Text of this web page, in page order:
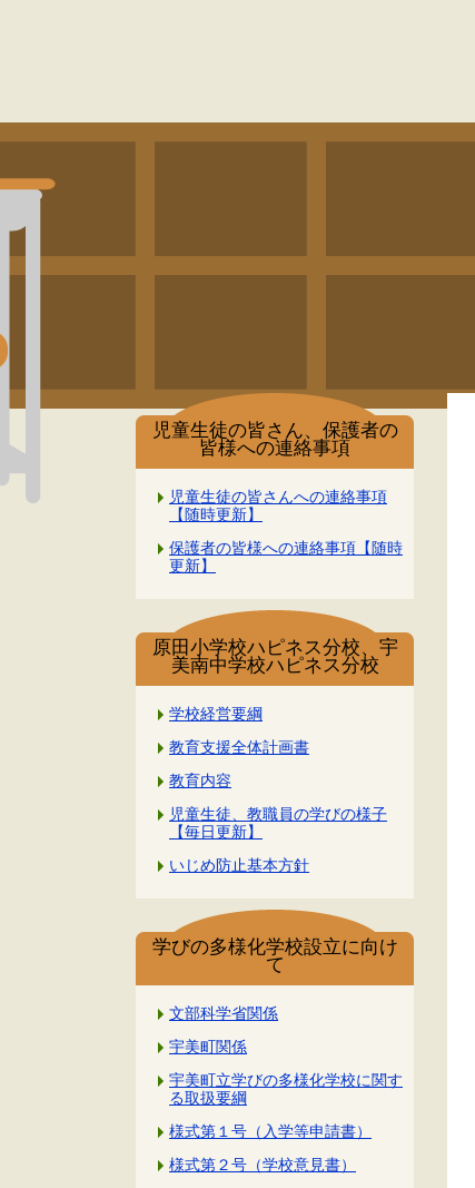
児童生徒の皆さん、保護者の
皆様への連絡事項
児童生徒の皆さんへの連絡事項
【随時更新】
保護者の皆様への連絡事項【随時
更新】
原田小学校ハピネス分校、宇
美南中学校ハピネス分校
学校経営要綱
教育支援全体計画書
教育内容
児童生徒、教職員の学びの様子
【毎日更新】
いじめ防止基本方針
学びの多様化学校設立に向け
て
文部科学省関係
宇美町関係
宇美町立学びの多様化学校に関す
る取扱要綱
様式第１号（入学等申請書）
様式第２号（学校意見書）